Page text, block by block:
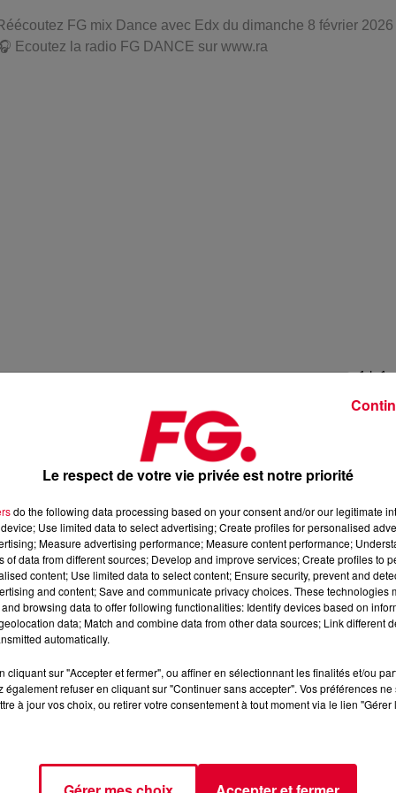
FG mix Dance avec Edx du dimanche 8 février 2026
Ecoutez la radio FG DANCE sur www.ra
1 h 1
2026
, 📱 et sur l’Application FG (IOShttps://urlz.fr/hhZxGoogle
rave et tech-house
Le respect de votre vie privée est notre priorité
do the following data processing based on your consent and/or our legitimate
Use limited data to select advertising; Create profiles for personalised
Measure advertising performance; Measure content performance;
of data from different sources; Develop and improve services; Create profiles to
content; Use limited data to select content; Ensure security, prevent and
and content; Save and communicate privacy choices. These technologies
browsing data to offer following functionalities: Identify devices based on
data; Match and combine data from other data sources; Link different
automatically.
cliquant sur "Accepter et fermer", ou affiner en sélectionnant les finalités et/ou
également refuser en cliquant sur "Continuer sans accepter". Vos préférences
à jour vos choix, ou retirer votre consentement à tout moment via le lien